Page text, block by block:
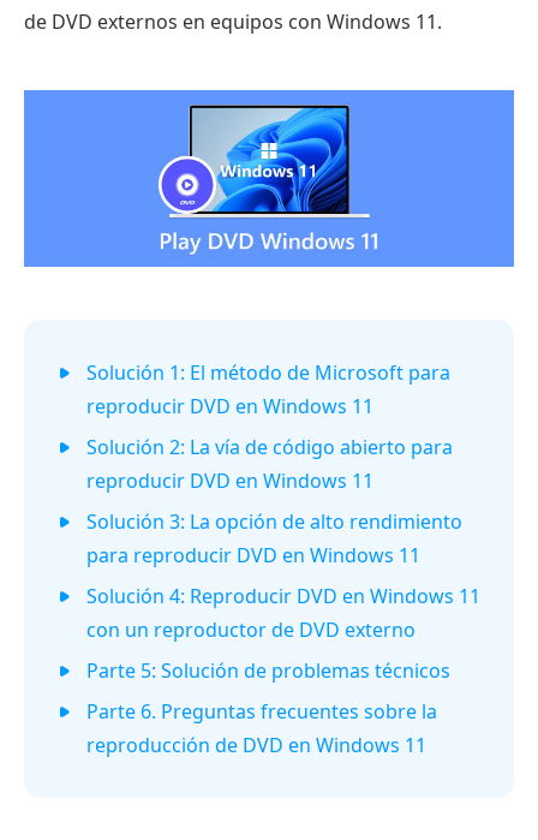
de DVD externos en equipos con Windows 11.
Solución 1: El método de Microsoft para
reproducir DVD en Windows 11
Solución 2: La vía de código abierto para
reproducir DVD en Windows 11
Solución 3: La opción de alto rendimiento
para reproducir DVD en Windows 11
Solución 4: Reproducir DVD en Windows 11
con un reproductor de DVD externo
Parte 5: Solución de problemas técnicos
Parte 6. Preguntas frecuentes sobre la
reproducción de DVD en Windows 11